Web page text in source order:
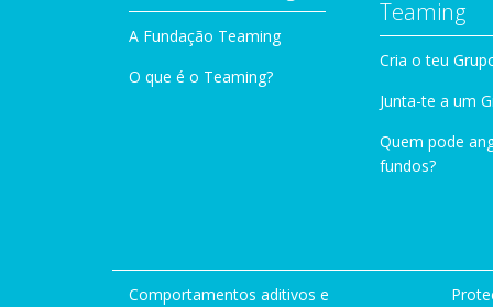
A Fundação Teaming
O que é o Teaming?
Teaming
Cria o teu
Junta-te a um
Quem pode
fundos?
Comportamentos aditivos e